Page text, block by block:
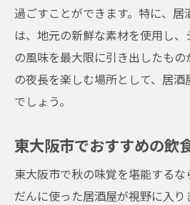
過ごすことができます。特に、
は、地元の新鮮な素材を使用し
の風味を最大限に引き出したも
の夜長を楽しむ場所として、居
でしょう。
東大阪市でおすすめの飲
東大阪市で秋の味覚を堪能する
だんに使った居酒屋が視野に入